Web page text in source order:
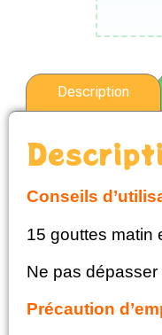
Description
Conseils
15 gouttes matin
Ne pas
Précaution